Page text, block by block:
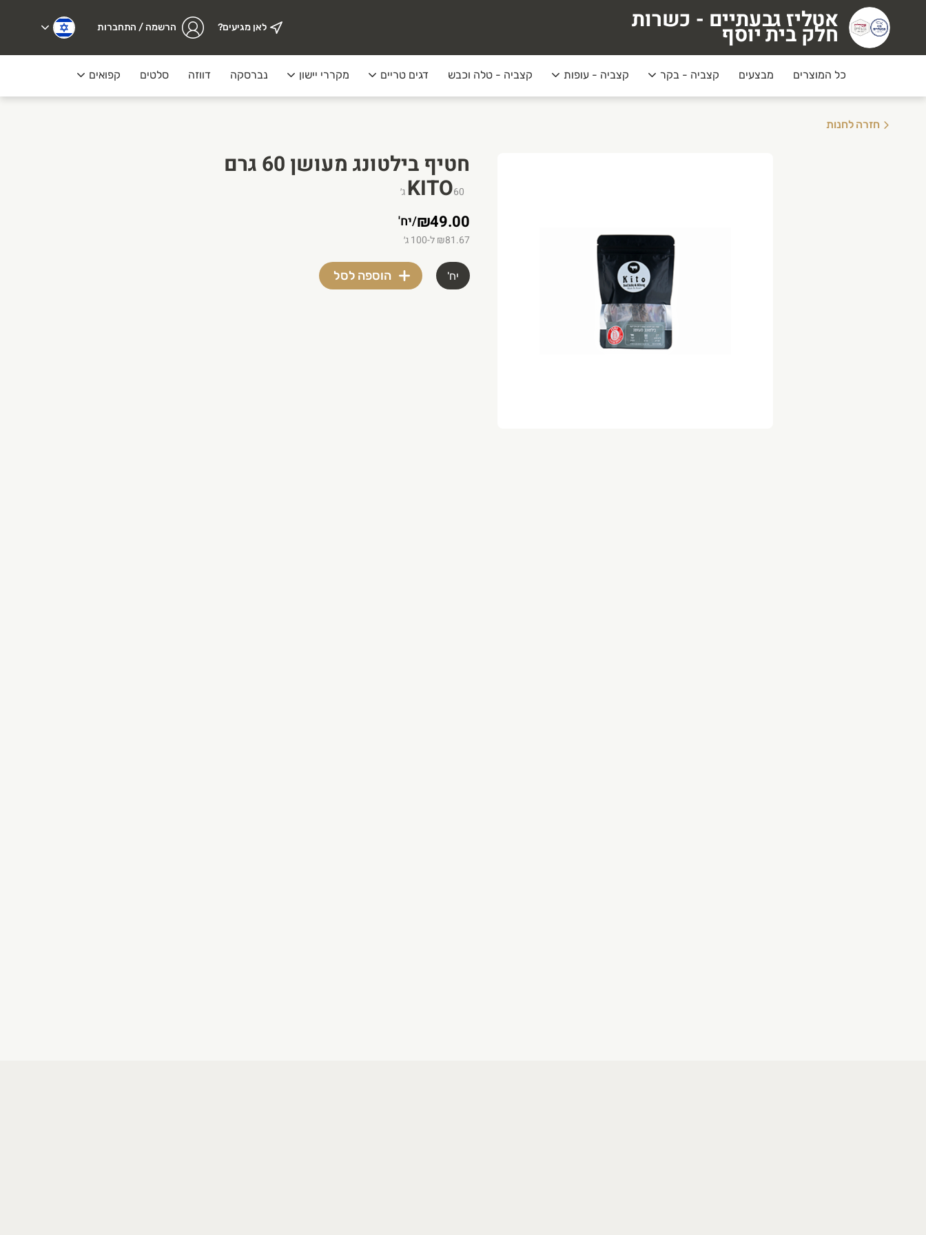
אטליז גבעתיים - כשרות חלק בית יוסף
אטליז גבעתיים - כשרות
חלק בית יוסף לאן מגיעים? הרשמה / התחברות
כל המוצרים מבצעים קצביה - בקר קצביה - עופות קצביה - טלה וכבש דגים טריים מקררי יישון נברסקה דווזה סלטים קפואים
חזרה לחנות
חטיף בילטונג מעושן 60 גרם
KITO60 ג׳
₪49.00
/יח'
₪81.67 ל-100 ג׳
יח' הוספה לסל